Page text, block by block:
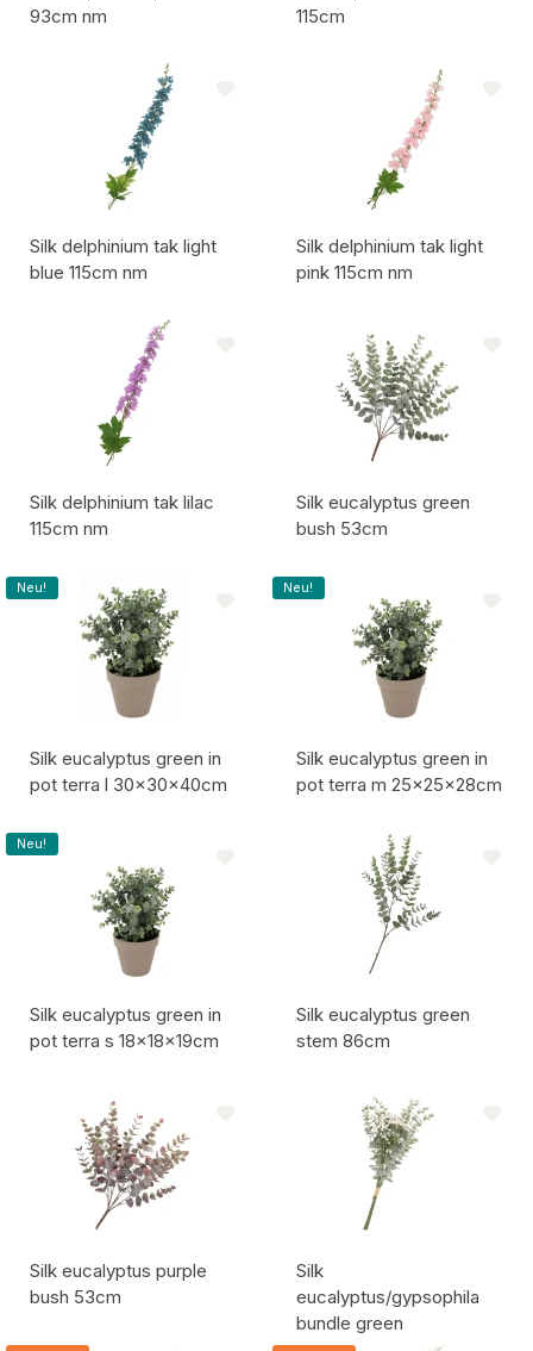
93cm nm
115cm
Silk delphinium tak light
blue 115cm nm
Silk delphinium tak light
pink 115cm nm
Silk delphinium tak lilac
115cm nm
Artikelcode:
Silk eucalyptus green
bush 53cm
Artikelcode:
Neu!
Silk eucalyptus green in
pot terra l 30x30x40cm
Artikelcode:
Neu!
Silk eucalyptus green in
pot terra m 25x25x28cm
Neu!
Silk eucalyptus green in
pot terra s 18x18x19cm
Silk eucalyptus green
stem 86cm
Silk eucalyptus purple
bush 53cm
Silk
eucalyptus/gypsophila
bundle green